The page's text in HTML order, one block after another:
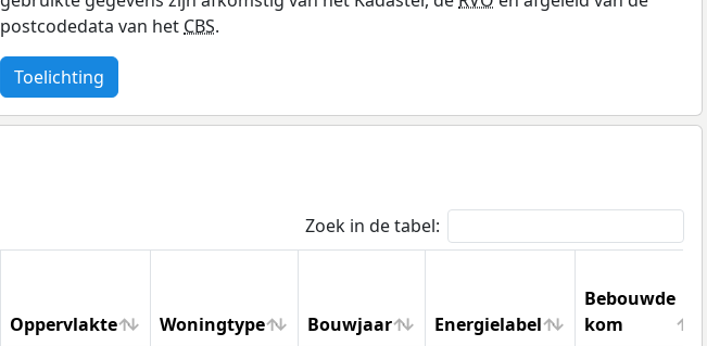
postcodedata van het CBS.
Toelichting
Zoek in de tabel:
Oppervlakte Woningtype Bouwjaar Energielabel
Bebouwde
kom